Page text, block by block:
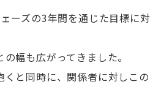
ーズの3年間を通じた目標に対
幅も広がってきました。
と同時に、関係者に対しこの